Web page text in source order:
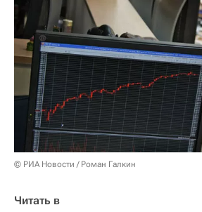
© РИА Новости / Роман Галкин
Читать в